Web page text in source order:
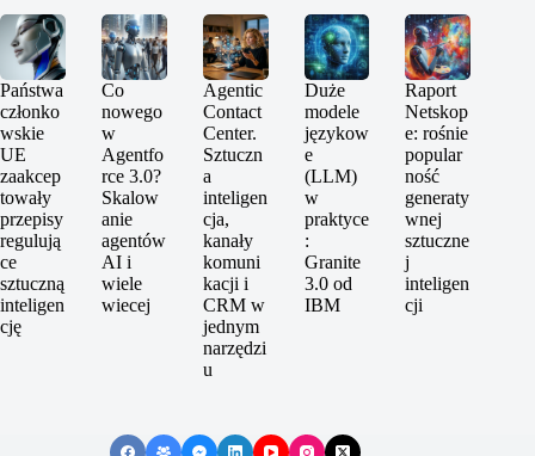
Państwa
członko
wskie
UE
zaakcep
towały
przepisy
regulują
ce
sztuczną
inteligen
cję
Co
nowego
w
Agentfo
rce 3.0?
Skalow
anie
agentów
AI i
wiele
wiecej
Agentic
Contact
Center.
Sztuczn
a
inteligen
cja,
kanały
komuni
kacji i
CRM w
jednym
narzędzi
u
Duże
modele
językow
e
(LLM)
w
praktyce
:
Granite
3.0 od
IBM
Raport
Netskop
e: rośnie
popular
ność
generaty
wnej
sztuczne
j
inteligen
cji